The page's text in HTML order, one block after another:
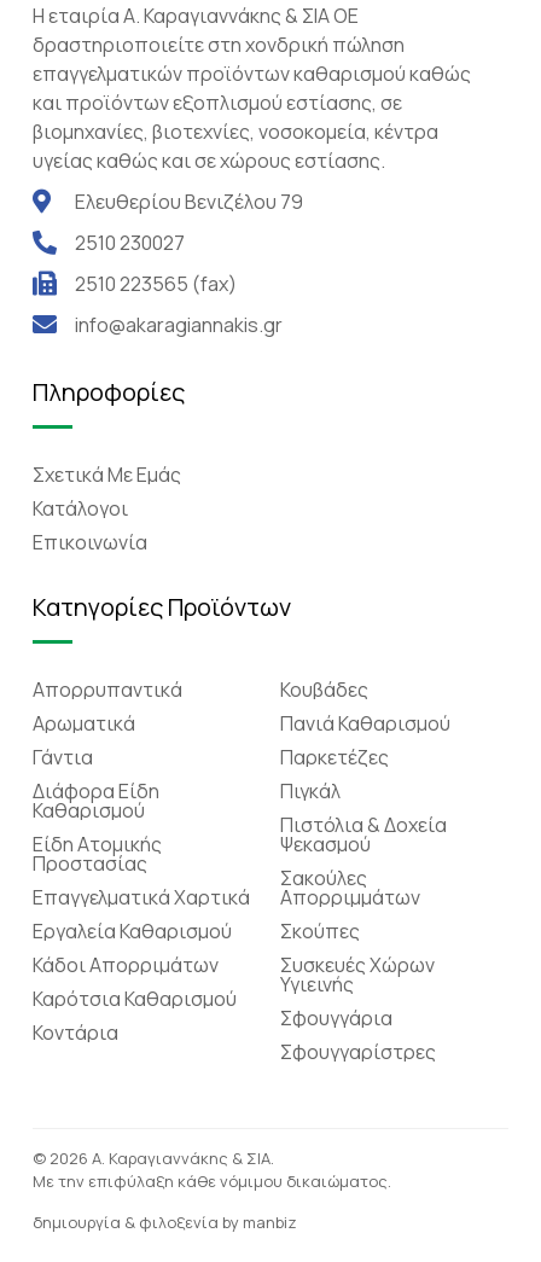
Η εταιρία Α. Καραγιαννάκης & ΣΙΑ ΟΕ
δραστηριοποιείτε στη χονδρική πώληση
επαγγελματικών προϊόντων καθαρισμού καθώς
και προϊόντων εξοπλισμού εστίασης, σε
βιομηχανίες, βιοτεχνίες, νοσοκομεία, κέντρα
υγείας καθώς και σε χώρους εστίασης.
Ελευθερίου Βενιζέλου 79
2510 230027
2510 223565 (fax)
info@akaragiannakis.gr
Πληροφορίες
Σχετικά Mε Eμάς
Κατάλογοι
Επικοινωνία
Κατηγορίες Προϊόντων
Απορρυπαντικά
Αρωματικά
Γάντια
Διάφορα Είδη
Καθαρισμού
Είδη Ατομικής
Προστασίας
Επαγγελματικά Χαρτικά
Εργαλεία Καθαρισμού
Κάδοι Απορριμάτων
Καρότσια Καθαρισμού
Κοντάρια
Κουβάδες
Πανιά Καθαρισμού
Παρκετέζες
Πιγκάλ
Πιστόλια & Δοχεία
Ψεκασμού
Σακούλες
Απορριμμάτων
Σκούπες
Συσκευές Χώρων
Υγιεινής
Σφουγγάρια
Σφουγγαρίστρες
© 2026 Α. Καραγιαννάκης & ΣΙΑ.
Με την επιφύλαξη κάθε νόμιμου δικαιώματος.
δημιουργία & φιλοξενία by manbiz